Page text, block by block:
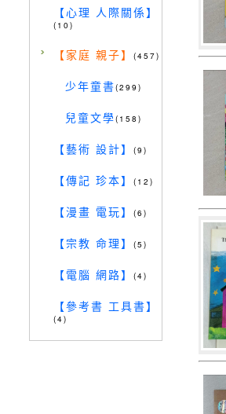
【心理 人際關係】
(10)
【家庭 親子】 (457)
少年童書(299)
兒童文學(158)
【藝術 設計】 (9)
【傳記 珍本】 (12)
【漫畫 電玩】 (6)
【宗教 命理】 (5)
【電腦 網路】 (4)
【參考書 工具書】
(4)